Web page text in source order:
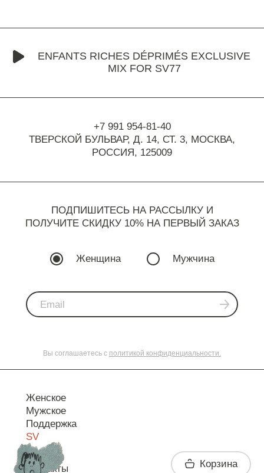
ENFANTS RICHES DÉPRIMÉS EXCLUSIVE
MIX FOR SV77
+7 991 954-81-40
ТВЕРСКОЙ БУЛЬВАР, Д. 14, СТ. 3, МОСКВА,
РОССИЯ, 125009
ПОДПИШИТЕСЬ НА РАССЫЛКУ И
ПОЛУЧИТЕ СКИДКУ 10% НА ПЕРВЫЙ ЗАКАЗ
Женщина Мужчина
Вы соглашаетесь с политикой конфиденциальности.
Женское
Мужское
Поддержка
SV
Контакты Корзина